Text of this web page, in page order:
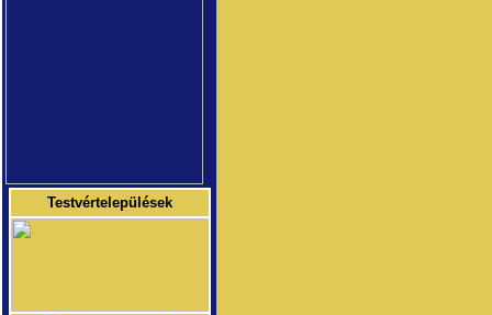
Testvértelepülések